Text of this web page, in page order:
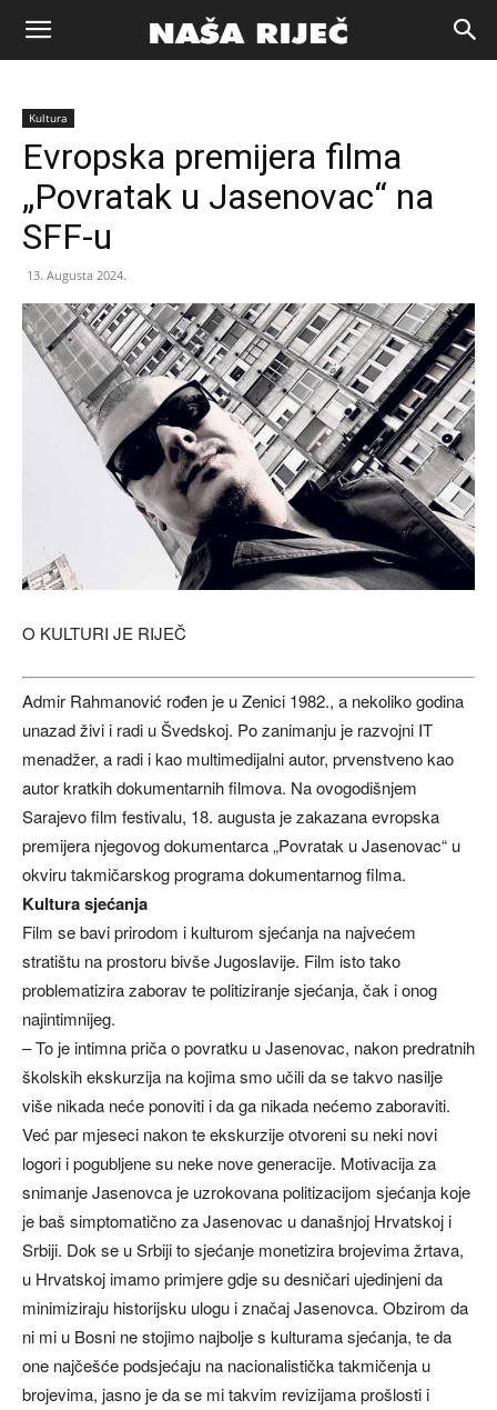
Naša
riječ
Zenica
Kultura
Evropska premijera filma
„Povratak u Jasenovac“ na
SFF-u
13. Augusta 2024.
O KULTURI JE RIJEČ
Admir Rahmanović rođen je u Zenici 1982., a nekoliko godina
unazad živi i radi u Švedskoj. Po zanimanju je razvojni IT
menadžer, a radi i kao multimedijalni autor, prvenstveno kao
autor kratkih dokumentarnih filmova. Na ovogodišnjem
Sarajevo film festivalu, 18. augusta je zakazana evropska
premijera njegovog dokumentarca „Povratak u Jasenovac“ u
okviru takmičarskog programa dokumentarnog filma.
Kultura sjećanja
Film se bavi prirodom i kulturom sjećanja na najvećem
stratištu na prostoru bivše Jugoslavije. Film isto tako
problematizira zaborav te politiziranje sjećanja, čak i onog
najintimnijeg.
– To je intimna priča o povratku u Jasenovac, nakon predratnih
školskih ekskurzija na kojima smo učili da se takvo nasilje
više nikada neće ponoviti i da ga nikada nećemo zaboraviti.
Već par mjeseci nakon te ekskurzije otvoreni su neki novi
logori i pogubljene su neke nove generacije. Motivacija za
snimanje Jasenovca je uzrokovana politizacijom sjećanja koje
je baš simptomatično za Jasenovac u današnjoj Hrvatskoj i
Srbiji. Dok se u Srbiji to sjećanje monetizira brojevima žrtava,
u Hrvatskoj imamo primjere gdje su desničari ujedinjeni da
minimiziraju historijsku ulogu i značaj Jasenovca. Obzirom da
ni mi u Bosni ne stojimo najbolje s kulturama sjećanja, te da
one najčešće podsjećaju na nacionalistička takmičenja u
brojevima, jasno je da se mi takvim revizijama prošlosti i